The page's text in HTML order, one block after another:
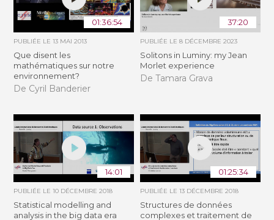
01:36:54
PUBLIÉE LE13 MAI 2013
Que disent les
mathématiques sur notre
environnement?
De Cyril Banderier
37:20
PUBLIÉE LE 8 DÉCEMBRE 2023
Solitons in Luminy: my Jean
Morlet experience
De Tamara Grava
14:01
PUBLIÉE LE10 DÉCEMBRE 2018
Statistical modelling and
analysis in the big data era
01:25:34
PUBLIÉE LE 13 DÉCEMBRE 2018
Structures de données
complexes et traitement de